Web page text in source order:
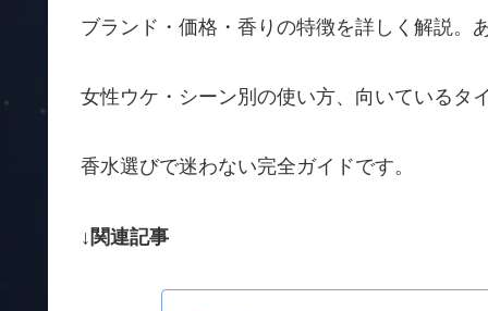
ブランド・価格・香りの特徴を詳しく解説。
女性ウケ・シーン別の使い方、向いているタ
香水選びで迷わない完全ガイドです。
↓関連記事